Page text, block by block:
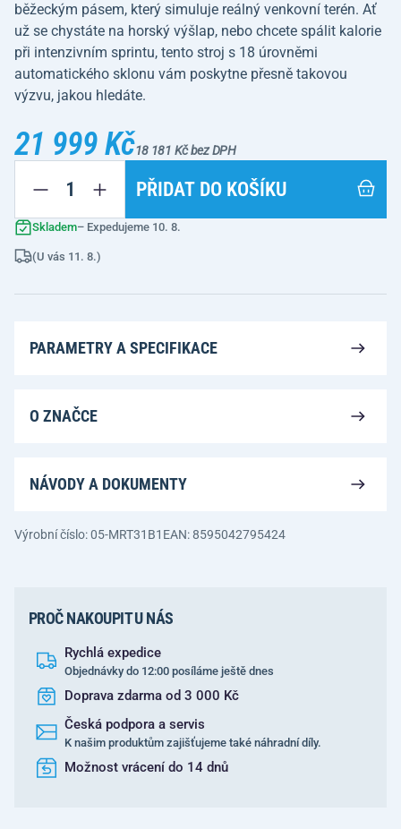
běžeckým pásem, který simuluje reálný venkovní terén. Ať
už se chystáte na horský výšlap, nebo chcete spálit kalorie
při intenzivním sprintu, tento stroj s 18 úrovněmi
automatického sklonu vám poskytne přesně takovou
výzvu, jakou hledáte.
21 999 Kč18 181 Kč bez DPH
PŘIDAT DO KOŠÍKU
Skladem– Expedujeme 10. 8.
(U vás 11. 8.)
PARAMETRY A SPECIFIKACE
O ZNAČCE
NÁVODY A DOKUMENTY
Výrobní číslo: 05-MRT31B1 EAN: 8595042795424
PROČ NAKOUPIT U NÁS
Rychlá expedice
Objednávky do 12:00 posíláme ještě dnes
Doprava zdarma od 3 000 Kč
Česká podpora a servis
K našim produktům zajišťujeme také náhradní díly.
Možnost vrácení do 14 dnů